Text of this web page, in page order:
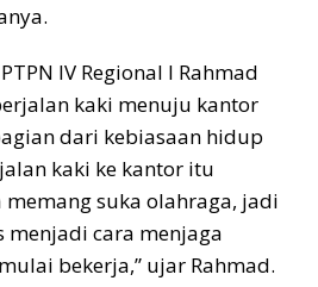
IV Regional I Rahmad
kaki menuju kantor
dari kebiasaan hidup
kaki ke kantor itu
memang suka olahraga, jadi
menjadi cara menjaga
bekerja,” ujar Rahmad.